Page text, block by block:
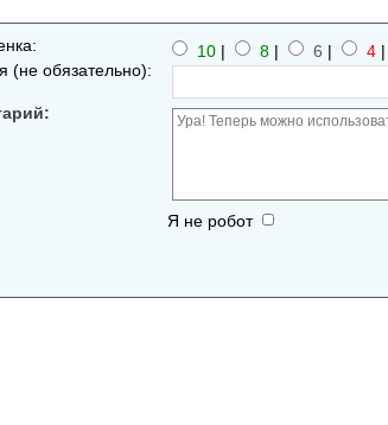
10 | 8 | 6 | 4 |
(не обязательно):
Я не робот